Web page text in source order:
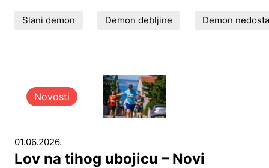
Slani demon Demon debljine Demon
Novosti
01.06.2026.
Lov na tihog ubojicu – Novi